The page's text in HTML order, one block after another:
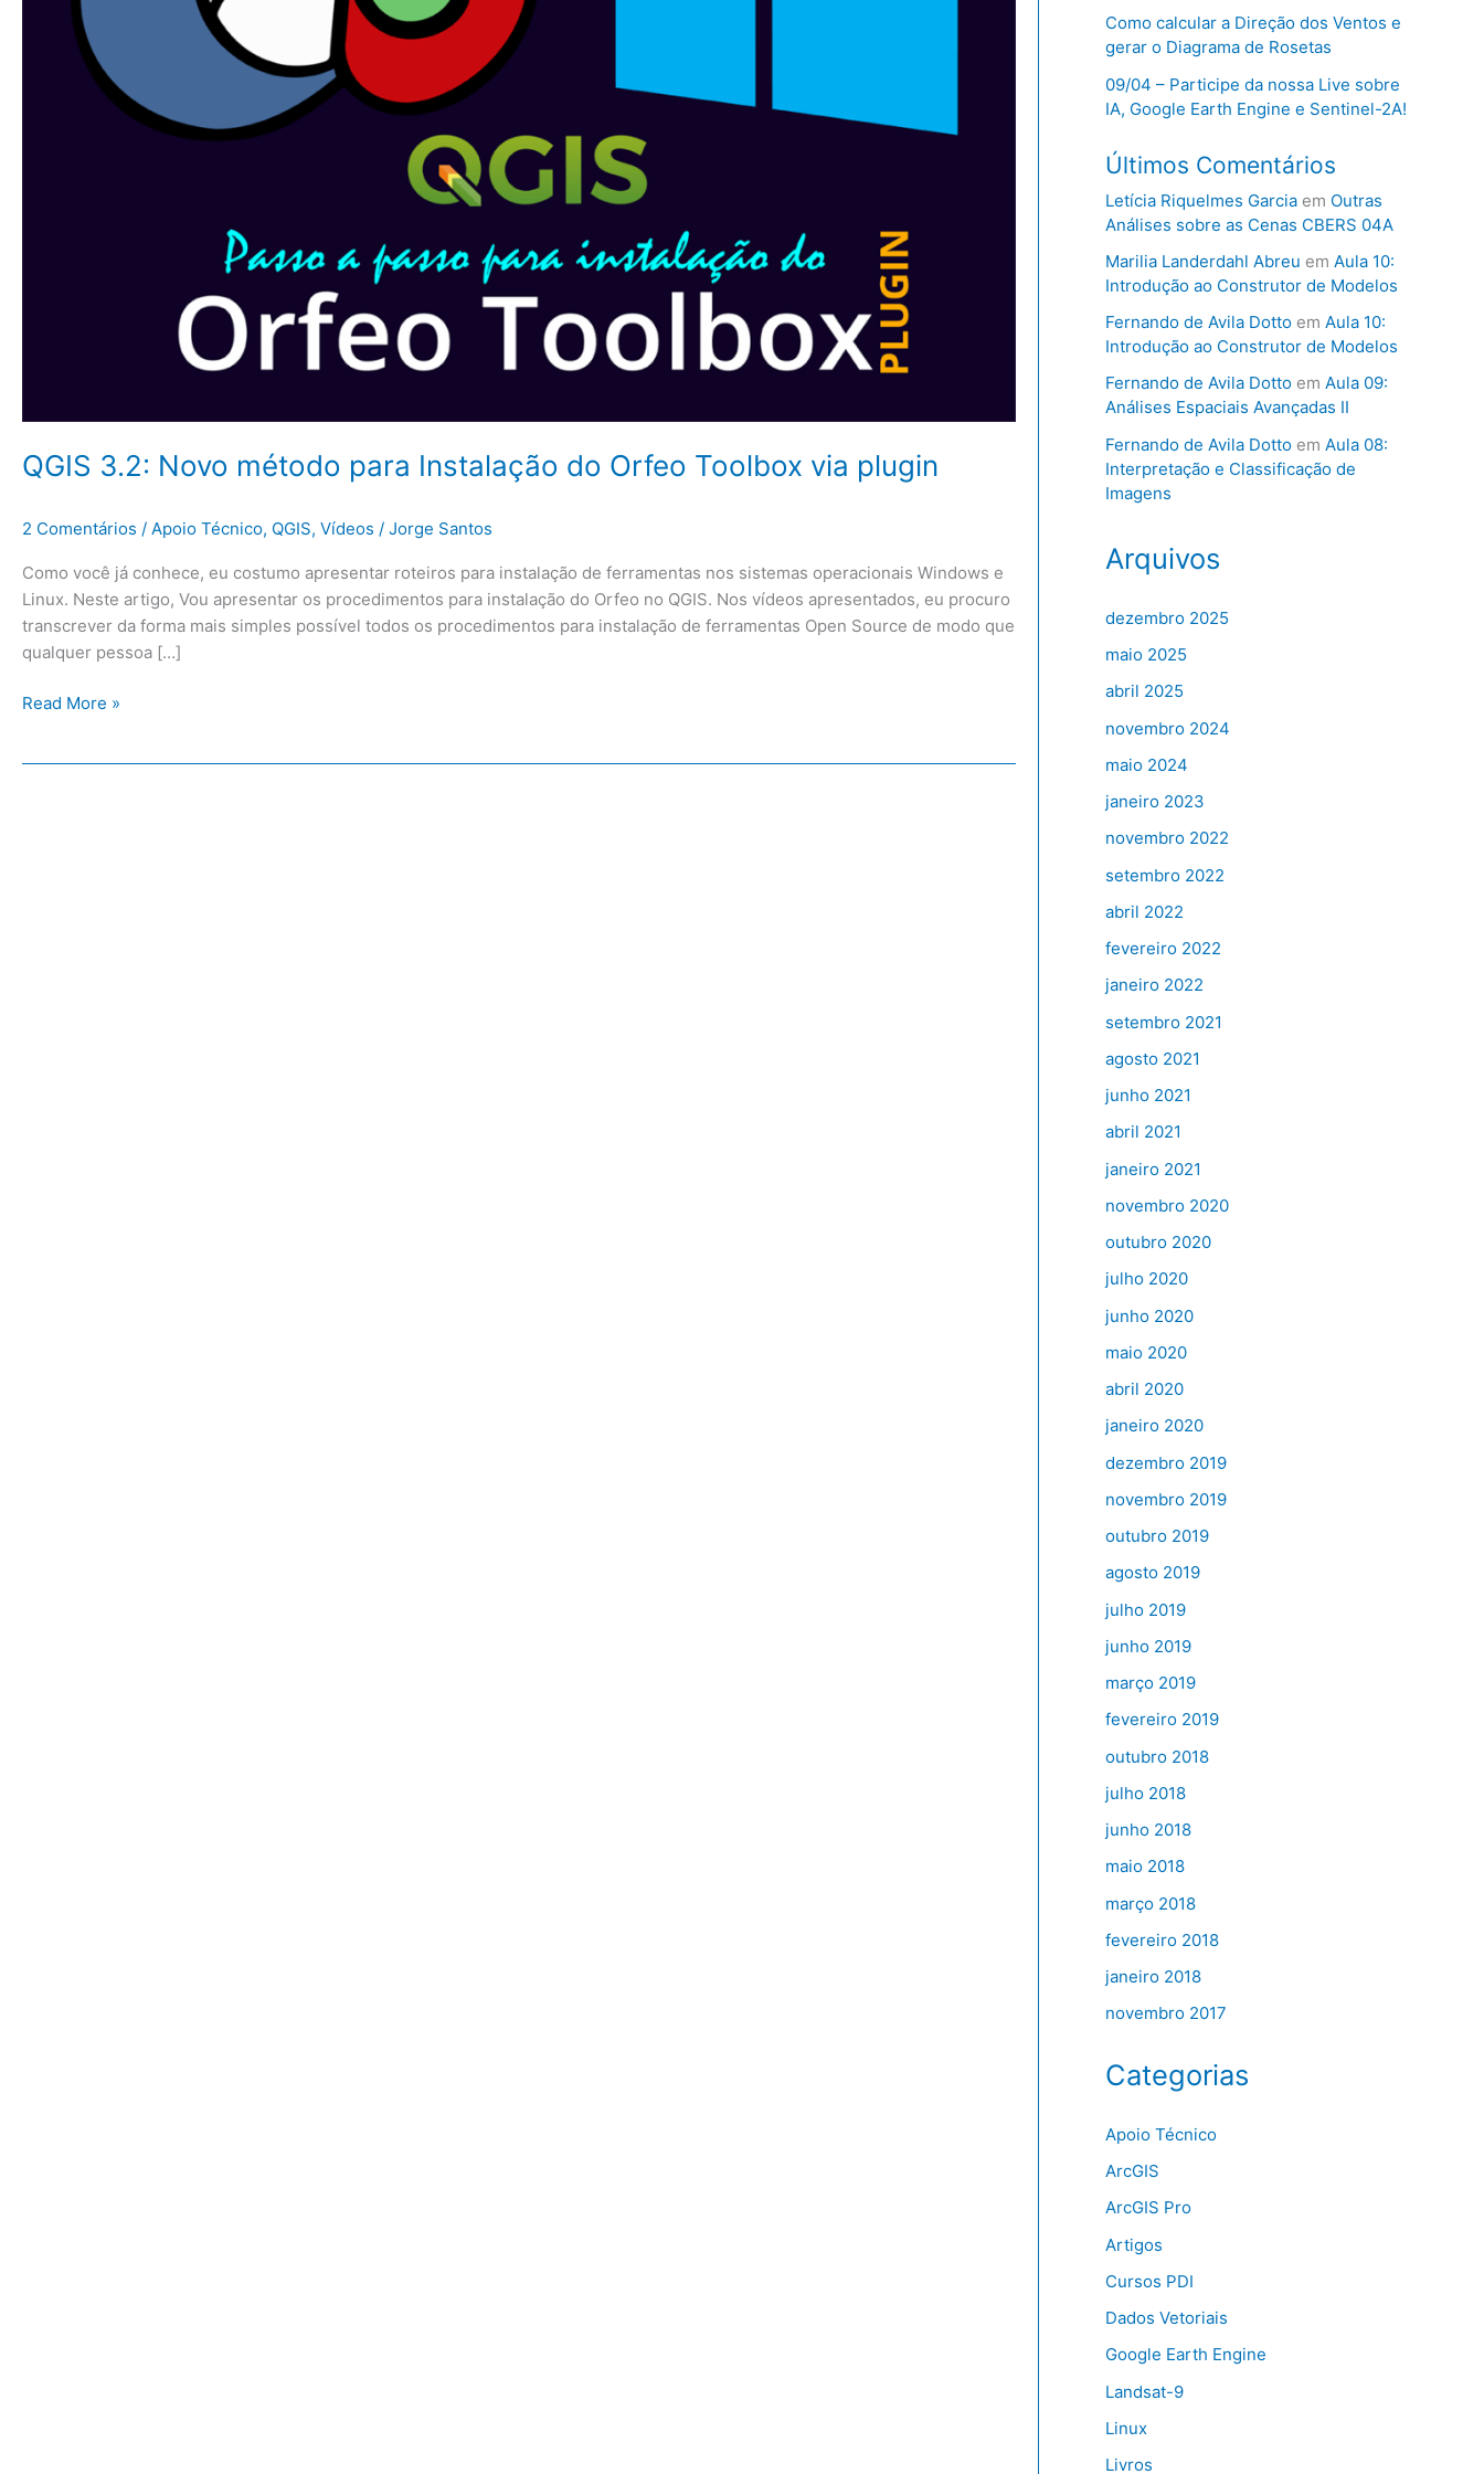
QGIS 3.2: Novo método para Instalação do Orfeo Toolbox via plugin
2 Comentários / Apoio Técnico, QGIS, Vídeos / Jorge Santos
Como você já conhece, eu costumo apresentar roteiros para instalação de ferramentas nos sistemas operacionais Windows e
Linux. Neste artigo, Vou apresentar os procedimentos para instalação do Orfeo no QGIS. Nos vídeos apresentados, eu procuro
transcrever da forma mais simples possível todos os procedimentos para instalação de ferramentas Open Source de modo que
qualquer pessoa […]
Read More »
Como calcular a Direção dos Ventos e
gerar o Diagrama de Rosetas
09/04 – Participe da nossa Live sobre
IA, Google Earth Engine e Sentinel-2A!
Últimos Comentários
Letícia Riquelmes Garciaem Outras
Análises sobre as Cenas CBERS 04A
Marilia Landerdahl Abreu em Aula 10:
Introdução ao Construtor de Modelos
Fernando de Avila Dottoem Aula 10:
Introdução ao Construtor de Modelos
Fernando de Avila Dottoem Aula 09:
Análises Espaciais Avançadas II
Fernando de Avila Dottoem Aula 08:
Interpretação e Classificação de
Imagens
Arquivos
dezembro 2025
maio 2025
abril 2025
novembro 2024
maio 2024
janeiro 2023
novembro 2022
setembro 2022
abril 2022
fevereiro 2022
janeiro 2022
setembro 2021
agosto 2021
junho 2021
abril 2021
janeiro 2021
novembro 2020
outubro 2020
julho 2020
junho 2020
maio 2020
abril 2020
janeiro 2020
dezembro 2019
novembro 2019
outubro 2019
agosto 2019
julho 2019
junho 2019
março 2019
fevereiro 2019
outubro 2018
julho 2018
junho 2018
maio 2018
março 2018
fevereiro 2018
janeiro 2018
novembro 2017
Categorias
Apoio Técnico
ArcGIS
ArcGIS Pro
Artigos
Cursos PDI
Dados Vetoriais
Google Earth Engine
Landsat-9
Linux
Livros